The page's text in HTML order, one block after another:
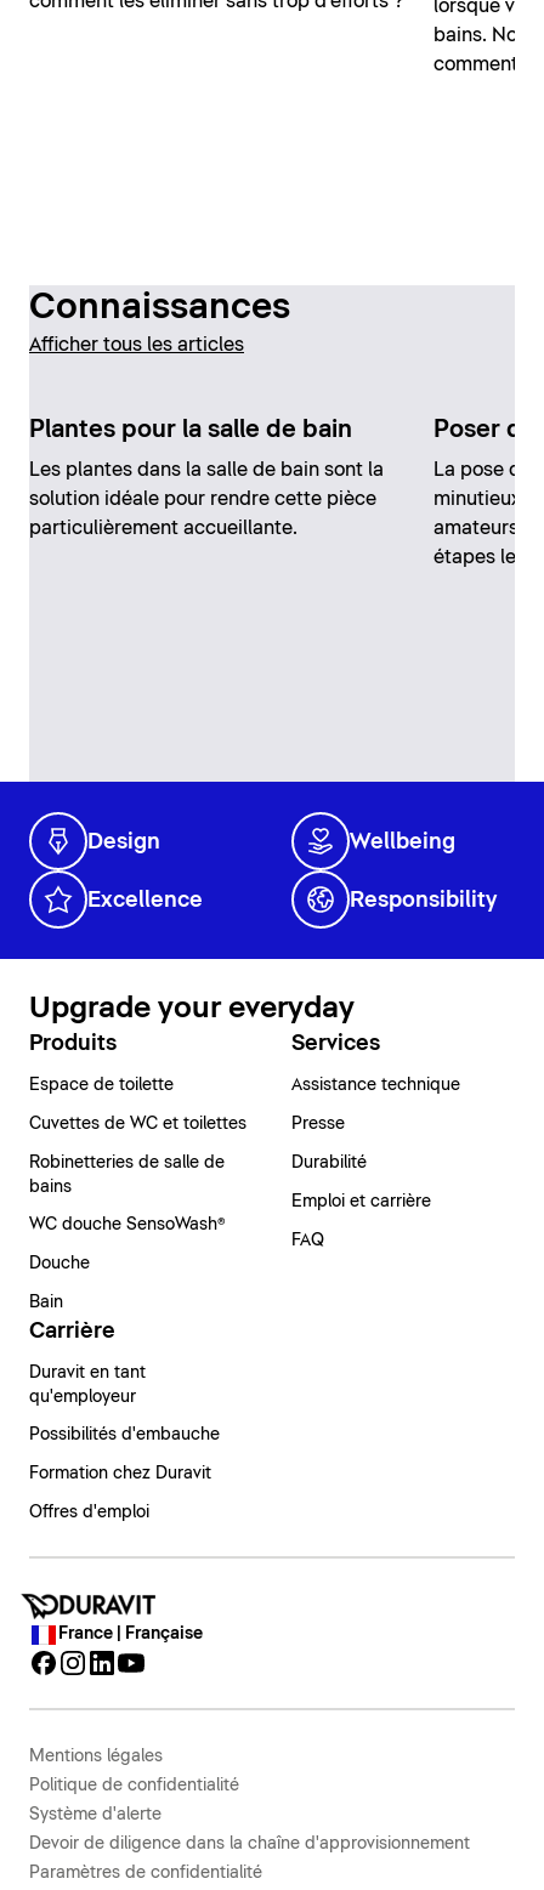
lorsque
bains.
comment
Connaissances
Afficher tous les articles
Plantes pour la salle de bain
Les plantes dans la salle de bain sont la
solution idéale pour rendre cette pièce
particulièrement accueillante.
Poser
La pose de
minutieux,
amateurs.
étapes les
Design Wellbeing
Excellence Responsibility
Upgrade your everyday
Produits
Espace de toilette
Cuvettes de WC et toilettes
Robinetteries de salle de
bains
WC douche SensoWash®
Douche
Bain
Services
Assistance technique
Presse
Durabilité
Emploi et carrière
FAQ
Carrière
Duravit en tant
qu'employeur
Possibilités d'embauche
Formation chez Duravit
Offres d'emploi
France | Française
Mentions légales
Politique de confidentialité
Système d'alerte
Devoir de diligence dans la chaîne d'approvisionnement
Paramètres de confidentialité